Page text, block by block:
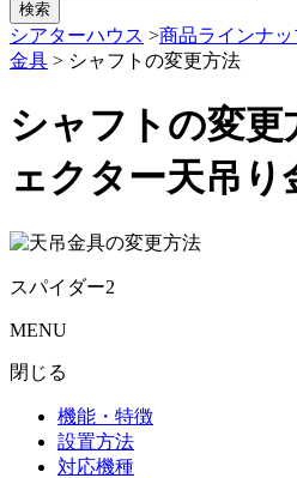
検索
シアターハウス >商品ラインナッ
金具 > シャフトの変更方法
シャフトの変
ェクター天吊り
スパイダー2
MENU
閉じる
機能・特徴
設置方法
対応機種